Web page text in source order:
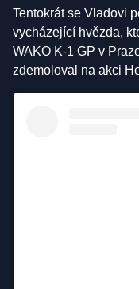
Tentokrát se Vladovi
vycházející hvězda,
WAKO K-1 GP v
zdemoloval na akci